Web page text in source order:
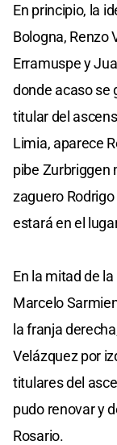
En principio, la
Bologna, Renzo
Erramuspe y
donde acaso se
titular del
Limia, aparece
pibe Zurbriggen
zaguero
estará en el
En la mitad de
Marcelo
la franja
Velázquez por
titulares del
pudo renovar y
Rosario.